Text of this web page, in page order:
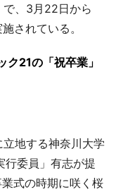
で、3月22日から
されている。
21の「祝卒業」
地する神奈川大学
行委員」有志が提
式の時期に咲く桜